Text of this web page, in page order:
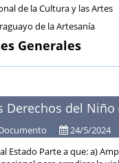
de la Cultura y las Artes
de la Artesanía
Generales
Derechos del Niño
| 24/5/2024|
Estado Parte a que: a)